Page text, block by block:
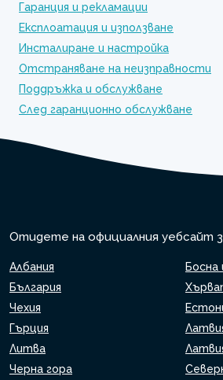
Гаранция и рекламации
Експлоатация и използване
Инсталиране и настройка
Отстраняване на неизправности
Поддръжка и обслужване
След гаранционно обслужване
Отидете на официалния уебсайт
Албания
Босна
България
Чехия
Гърция
Литва
Черна гора